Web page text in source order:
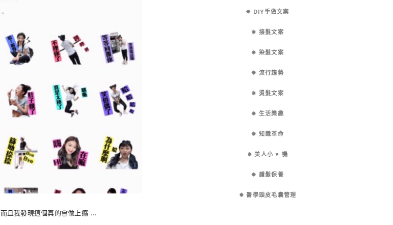
而且我發現這個真的會做上癮 …
✵ DIY手做文案
✵ 接髮文案
✵ 染髮文案
✵ 流行趨勢
✵ 燙髮文案
✵ 生活樂趣
✵ 知識革命
✵ 美人小 ♥ 機
✵ 護髮保養
✵ 醫學頭皮毛囊管理